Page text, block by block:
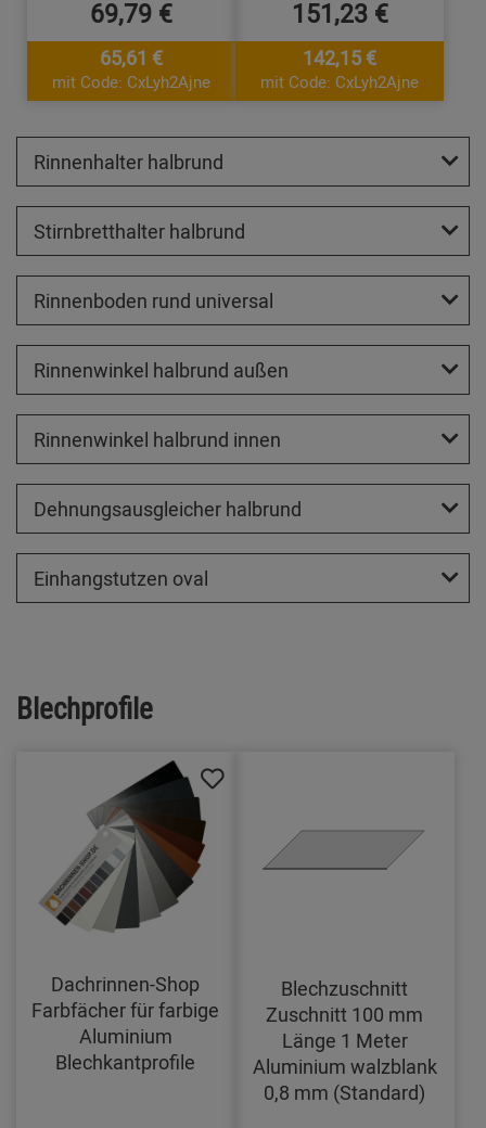
69,79 €
65,61 €
mit Code: CxLyh2Ajne
151,23 €
142,15 €
mit Code: CxLyh2Ajne
Rinnenhalter halbrund
Stirnbretthalter halbrund
Rinnenboden rund universal
Rinnenwinkel halbrund außen
Rinnenwinkel halbrund innen
Dehnungsausgleicher halbrund
Einhangstutzen oval
Blechprofile
Dachrinnen-Shop
Farbfächer für farbige
Aluminium
Blechkantprofile
Blechzuschnitt
Zuschnitt 100 mm
Länge 1 Meter
Aluminium walzblank
0,8 mm (Standard)